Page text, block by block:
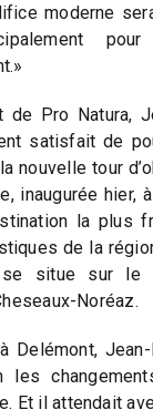
moderne
de Pro Natura,
satisfait de
nouvelle tour
inaugurée hier,
la plus
de la
situe sur le
Noréaz.
Delémont,
les
Et il attendait